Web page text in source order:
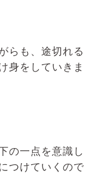
らも、途切れる
身をしていきま
の一点を意識し
つけていくので